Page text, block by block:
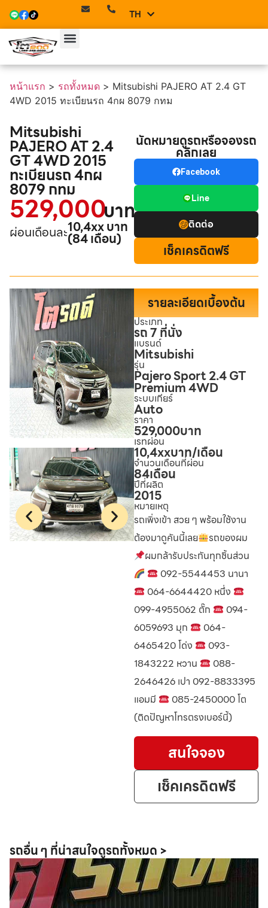
TH
EN
หน้าแรก > รถทั้งหมด > Mitsubishi PAJERO AT 2.4 GT
4WD 2015 ทะเบียนรถ 4กผ 8079 กทม
Mitsubishi
PAJERO AT 2.4
GT 4WD 2015
ทะเบียนรถ 4กผ
8079 กทม
529,000บาท
ผ่อนเดือนละ10,4xx บาท
(84 เดือน)
นัดหมายดูรถหรือจองรถ
คลิกเลย
Facebook
Line
ติดต่อ
เช็คเครดิตฟรี
รายละเอียดเบื้องต้น
ประเภท
รถ 7 ที่นั่ง
แบรนด์
Mitsubishi
รุ่น
Pajero Sport 2.4 GT
Premium 4WD
ระบบเกียร์
Auto
ราคา
529,000บาท
เรทผ่อน
10,4xxบาท/เดือน
จำนวนเดือนที่ผ่อน
84เดือน
ปีที่ผลิต
2015
หมายเหตุ
รถเพิ่งเข้า สวย ๆ พร้อมใช้งาน
ต้องมาดูคันนี้เลย
รถของผม
ผมกล้ารับประกันทุกชิ้นส่วน
092-5544453 นานา
064-6644420 หนึ่ง
099-4955062 ตั๊ก
094-
6059693 มุก
064-
6465420 โด่ง
093-
1843222 หวาน
088-
2646426 เปา 092-8833395
แอมมี
085-2450000 โต
(ติดปัญหาโทรตรงเบอร์นี้)
สนใจจอง
เช็คเครดิตฟรี
รถอื่น ๆ ที่น่าสนใจดูรถทั้งหมด >